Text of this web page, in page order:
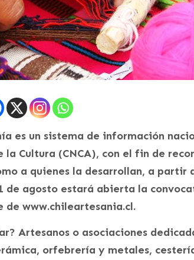
es un sistema de información
la Cultura (CNCA), con el fin de
a quienes la desarrollan, a partir
de agosto estará abierta la
www.chileartesania.cl.
Artesanos o asociaciones
orfebrería y metales,